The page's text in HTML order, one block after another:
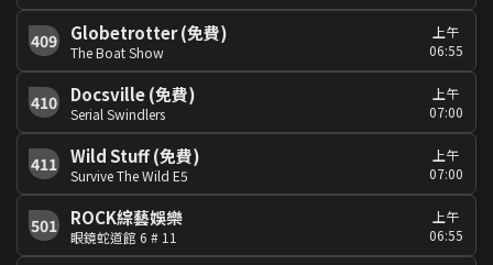
409 Globetrotter (免費)
The Boat Show
上午
06:55
410 Docsville (免費)
Serial Swindlers
上午
07:00
411 Wild Stuff (免費)
Survive The Wild E5
上午
07:00
501 ROCK綜藝娛樂
眼鏡蛇道館 6 # 11
上午
06:55